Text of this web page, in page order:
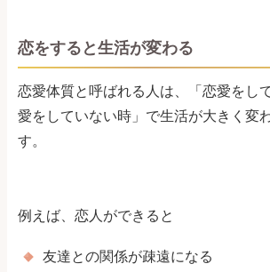
恋をすると生活が変わる
恋愛体質と呼ばれる人は、「恋愛をし
愛をしていない時」で生活が大きく変
す。
例えば、恋人ができると
友達との関係が疎遠になる